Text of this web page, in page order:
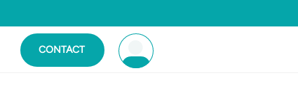
CONTACT